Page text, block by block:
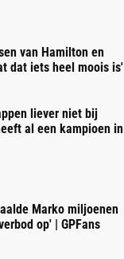
van Hamilton en
dat iets heel moois is'
liever niet bij
al een kampioen in
Marko miljoenen
op' | GPFans